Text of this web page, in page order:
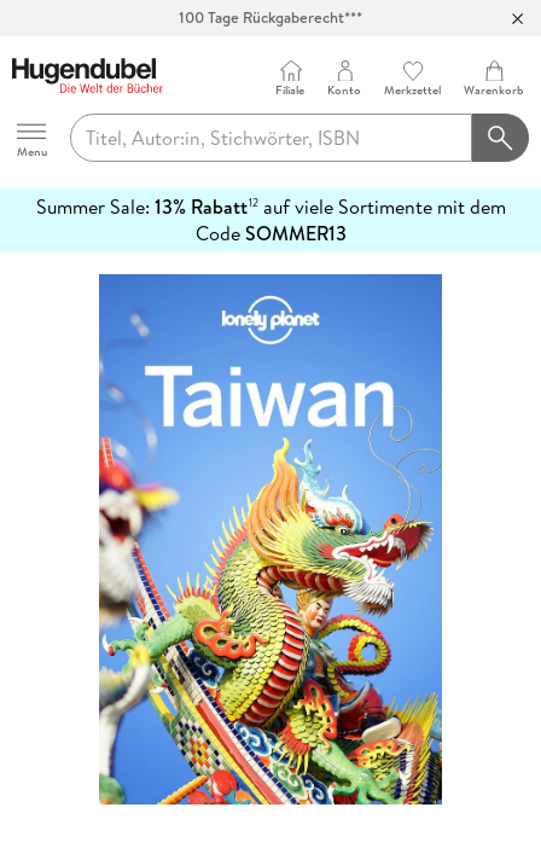
100 Tage Rückgaberecht***
Hugendubel
Menu
Filiale Konto Merkzettel Warenkorb
Summer Sale: 13% Rabatt12auf viele Sortimente mit dem
CodeSOMMER13
erfahren